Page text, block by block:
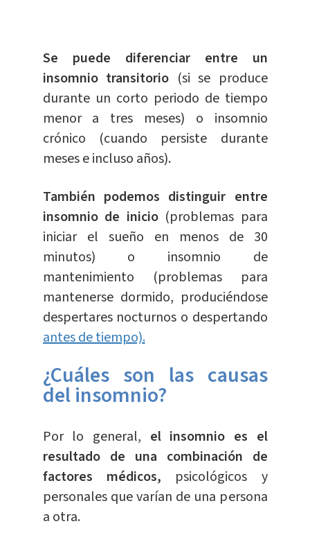
Se puede diferenciar entre un
insomnio transitorio (si se produce
durante un corto periodo de tiempo
menor a tres meses) o insomnio
crónico (cuando persiste durante
meses e incluso años).
También podemos distinguir entre
insomnio de inicio(problemas para
iniciar el sueño en menos de 30
minutos) o insomnio de
mantenimiento (problemas para
mantenerse dormido, produciéndose
despertares nocturnos o despertando
antes de tiempo).
¿Cuáles son las causas
del insomnio?
Por lo general, el insomnio es el
resultado de una combinación de
factores médicos, psicológicos y
personales que varían de una persona
a otra.